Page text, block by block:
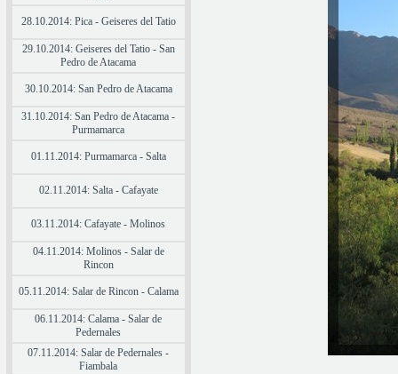
28.10.2014: Pica - Geiseres del Tatio
29.10.2014: Geiseres del Tatio - San
Pedro de Atacama
30.10.2014: San Pedro de Atacama
31.10.2014: San Pedro de Atacama -
Purmamarca
01.11.2014: Purmamarca - Salta
02.11.2014: Salta - Cafayate
03.11.2014: Cafayate - Molinos
04.11.2014: Molinos - Salar de
Rincon
05.11.2014: Salar de Rincon - Calama
06.11.2014: Calama - Salar de
Pedernales
07.11.2014: Salar de Pedernales -
Fiambala